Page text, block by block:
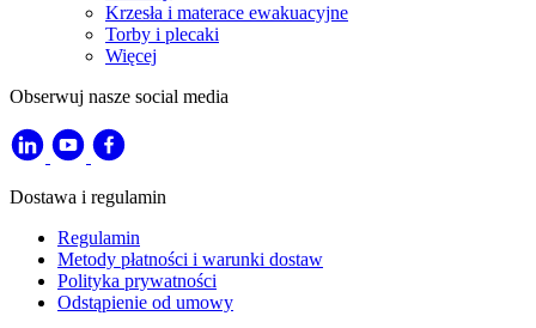
Krzesła i materace ewakuacyjne
Torby i plecaki
Więcej
Obserwuj nasze social media
Dostawa i regulamin
Regulamin
Metody płatności i warunki dostaw
Polityka prywatności
Odstąpienie od umowy